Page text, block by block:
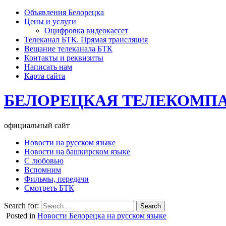
Объявления Белорецка
Цены и услуги
Оцифровка видеокассет
Телеканал БТК. Прямая трансляция
Вещание телеканала БТК
Контакты и реквизиты
Написать нам
Карта сайта
БЕЛОРЕЦКАЯ
официальный сайт
Новости на русском языке
Новости на башкирском языке
С любовью
Вспомним
Фильмы, передачи
Смотреть БТК
Search for:
Posted in Новости Белорецка на русском языке